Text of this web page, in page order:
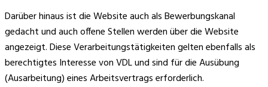
Darüber hinaus ist die Website auch als Bewerbungskanal
gedacht und auch offene Stellen werden über die Website
angezeigt. Diese Verarbeitungstätigkeiten gelten ebenfalls als
berechtigtes Interesse von VDL und sind für die Ausübung
(Ausarbeitung) eines Arbeitsvertrags erforderlich.